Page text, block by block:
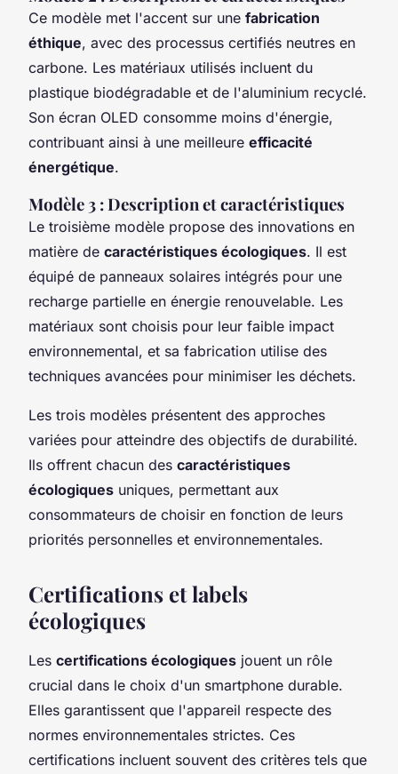
Ce modèle met l'accent sur une fabrication
éthique, avec des processus certifiés neutres en
carbone. Les matériaux utilisés incluent du
plastique biodégradable et de l'aluminium recyclé.
Son écran OLED consomme moins d'énergie,
contribuant ainsi à une meilleure efficacité
énergétique.
Modèle 3 : Description et caractéristiques
Le troisième modèle propose des innovations en
matière de caractéristiques écologiques. Il est
équipé de panneaux solaires intégrés pour une
recharge partielle en énergie renouvelable. Les
matériaux sont choisis pour leur faible impact
environnemental, et sa fabrication utilise des
techniques avancées pour minimiser les déchets.
Les trois modèles présentent des approches
variées pour atteindre des objectifs de durabilité.
Ils offrent chacun des caractéristiques
écologiques uniques, permettant aux
consommateurs de choisir en fonction de leurs
priorités personnelles et environnementales.
Certifications et labels
écologiques
Les certifications écologiques jouent un rôle
crucial dans le choix d'un smartphone durable.
Elles garantissent que l'appareil respecte des
normes environnementales strictes. Ces
certifications incluent souvent des critères tels que